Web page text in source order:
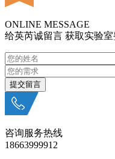
ONLINE MESSAGE
给英芮诚留言 获取实验
咨询服务热线
18663999912